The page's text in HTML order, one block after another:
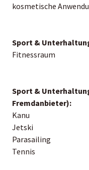
kosmetische
Sport &
Fitnessraum
Sport &
Fremdanbieter):
Kanu
Jetski
Parasailing
Tennis